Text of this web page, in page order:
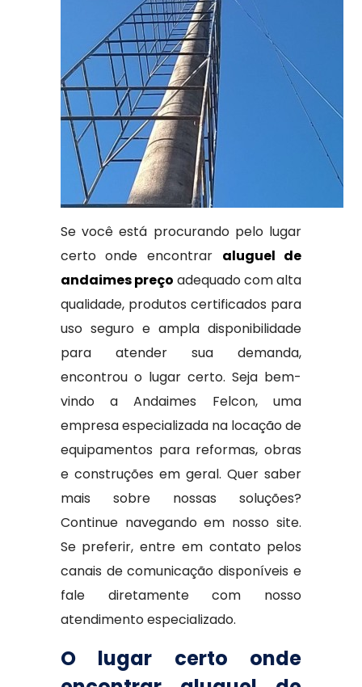
Se você está procurando pelo lugar
certo onde encontrar aluguel de
andaimes preço adequado com alta
qualidade, produtos certificados para
uso seguro e ampla disponibilidade
para atender sua demanda,
encontrou o lugar certo. Seja bem-
vindo a Andaimes Felcon, uma
empresa especializada na locação de
equipamentos para reformas, obras
e construções em geral. Quer saber
mais sobre nossas soluções?
Continue navegando em nosso site.
Se preferir, entre em contato pelos
canais de comunicação disponíveis e
fale diretamente com nosso
atendimento especializado.
O lugar certo onde